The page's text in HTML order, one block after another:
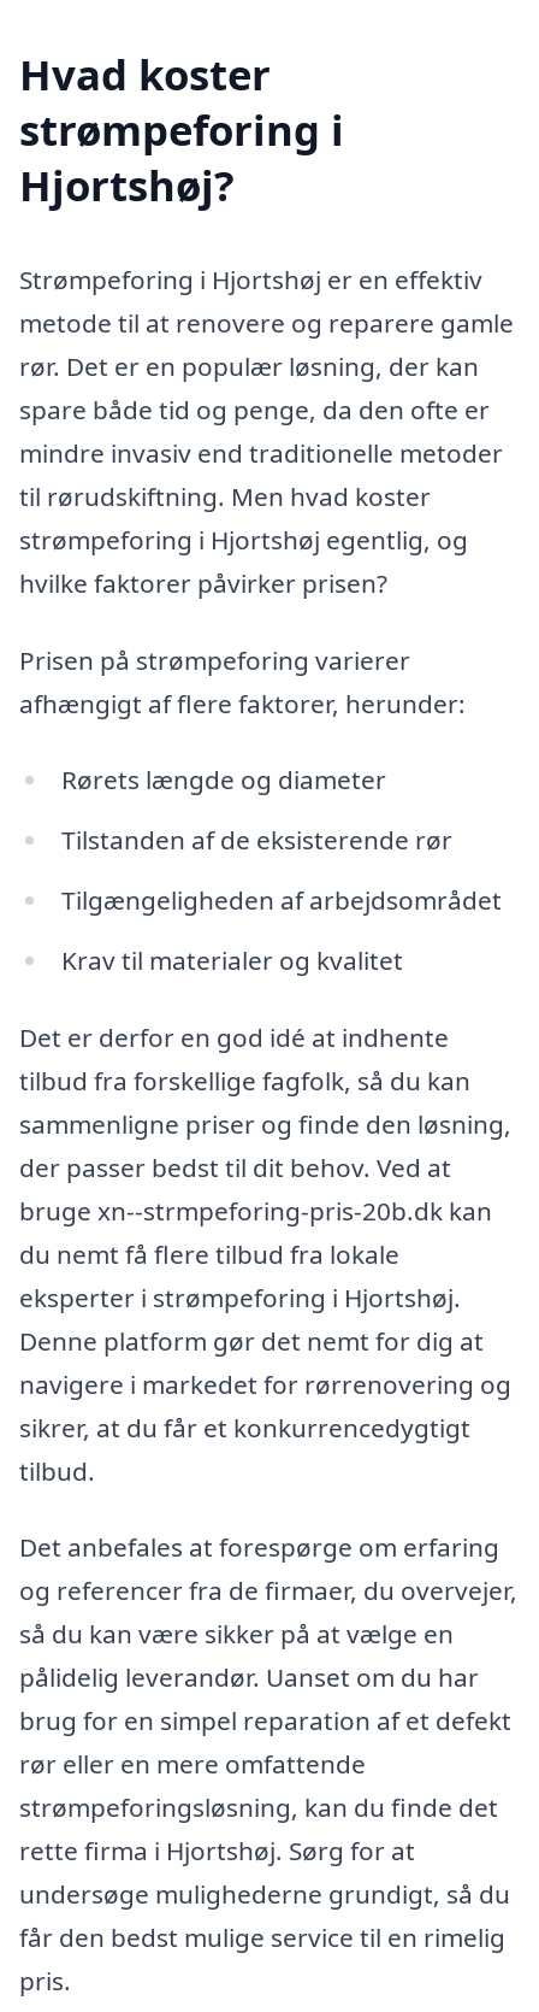
Hvad koster
strømpeforing i
Hjortshøj?
Strømpeforing i Hjortshøj er en effektiv
metode til at renovere og reparere gamle
rør. Det er en populær løsning, der kan
spare både tid og penge, da den ofte er
mindre invasiv end traditionelle metoder
til rørudskiftning. Men hvad koster
strømpeforing i Hjortshøj egentlig, og
hvilke faktorer påvirker prisen?
Prisen på strømpeforing varierer
afhængigt af flere faktorer, herunder:
Rørets længde og diameter
Tilstanden af de eksisterende rør
Tilgængeligheden af arbejdsområdet
Krav til materialer og kvalitet
Det er derfor en god idé at indhente
tilbud fra forskellige fagfolk, så du kan
sammenligne priser og finde den løsning,
der passer bedst til dit behov. Ved at
bruge xn--strmpeforing-pris-20b.dk kan
du nemt få flere tilbud fra lokale
eksperter i strømpeforing i Hjortshøj.
Denne platform gør det nemt for dig at
navigere i markedet for rørrenovering og
sikrer, at du får et konkurrencedygtigt
tilbud.
Det anbefales at forespørge om erfaring
og referencer fra de firmaer, du overvejer,
så du kan være sikker på at vælge en
pålidelig leverandør. Uanset om du har
brug for en simpel reparation af et defekt
rør eller en mere omfattende
strømpeforingsløsning, kan du finde det
rette firma i Hjortshøj. Sørg for at
undersøge mulighederne grundigt, så du
får den bedst mulige service til en rimelig
pris.